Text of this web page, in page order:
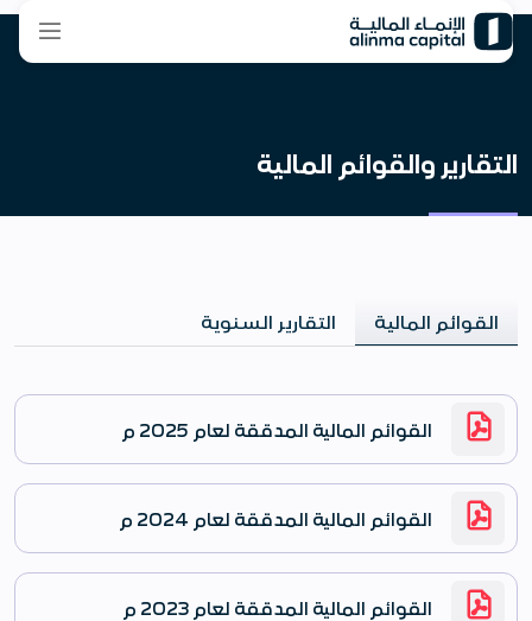
التقارير والقوائم المالية
القوائم المالية التقارير السنوية
القوائم المالية المدققة لعام 2025 م
القوائم المالية المدققة لعام 2024 م
القوائم المالية المدققة لعام 2023 م